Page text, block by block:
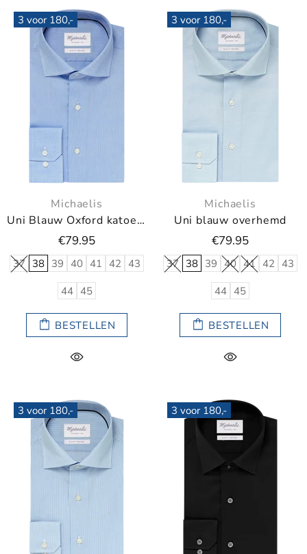
3 voor 180,-
Michaelis
Uni Blauw Oxford katoenen overhemd
€79.95
37 38 39 40 41 42 43
44 45
BESTELLEN
3 voor 180,-
Michaelis
Uni blauw overhemd
€79.95
37 38 39 40 41 42 43
44 45
BESTELLEN
3 voor 180,- 3 voor 180,-